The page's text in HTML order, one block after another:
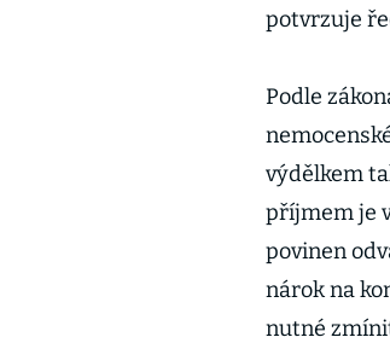
potvrzuje
Podle
výdělkem
příjmem je
povinen
nárok na
nutné